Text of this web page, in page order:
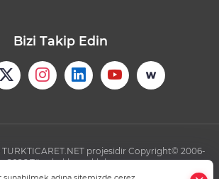
Bizi Takip Edin
TURKTICARET.NET projesidir Copyright© 2006-
2026 Tüm hakları saklıdır.